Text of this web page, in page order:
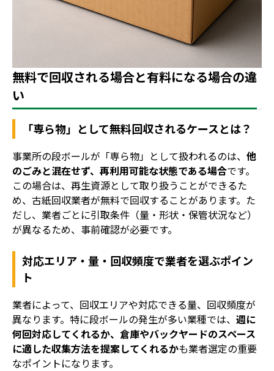
無料で回収される場合と有料になる場合の違
い
「専ら物」として無料回収されるケースとは？
事業所の段ボールが「専ら物」として扱われるのは、 他
のごみと混在せず、再利用可能な状態である場合です。
この場合は、再生資源として取り扱うことができるた
め、古紙回収業者が無料で回収することがあります。た
だし、業者ごとに引取条件（量・形状・保管状況など）
が異なるため、事前確認が必要です。
対応エリア・量・回収頻度で業者を選ぶポイン
ト
業者によって、回収エリアや対応できる量、回収頻度が
異なります。特に段ボールの発生が多い業種では、 週に
何回対応してくれるか、倉庫やバックヤードのスペース
に適した収集方法を提案してくれるかも業者選定の重要
なポイントになります。